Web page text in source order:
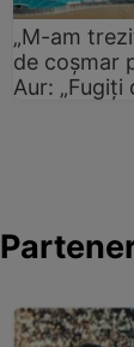
„M-am
de coșmar
Aur: „Fugiți